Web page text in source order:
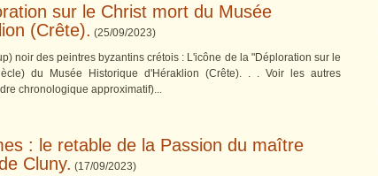
sur le Christ mort du Musée
(Crête). (25/09/2023)
noir des peintres byzantins crétois : L'icône de la "Déploration sur le
du Musée Historique d'Héraklion (Crête). . . Voir les autres
chronologique approximatif)...
: le retable de la Passion du maître
Cluny. (17/09/2023)